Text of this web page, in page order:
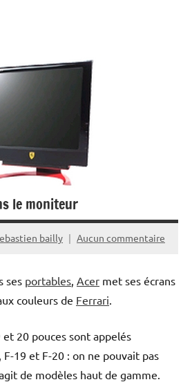
le moniteur
bailly Aucun commentaire
ses portables Acer met ses écrans
couleurs de Ferrari
20 pouces sont appelés
19 et F-20 : on ne pouvait pas
de modèles haut de gamme.